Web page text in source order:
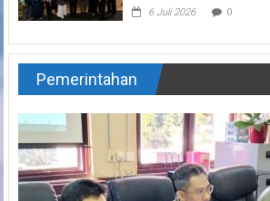
6 Juli 2026 0
Pemerintahan